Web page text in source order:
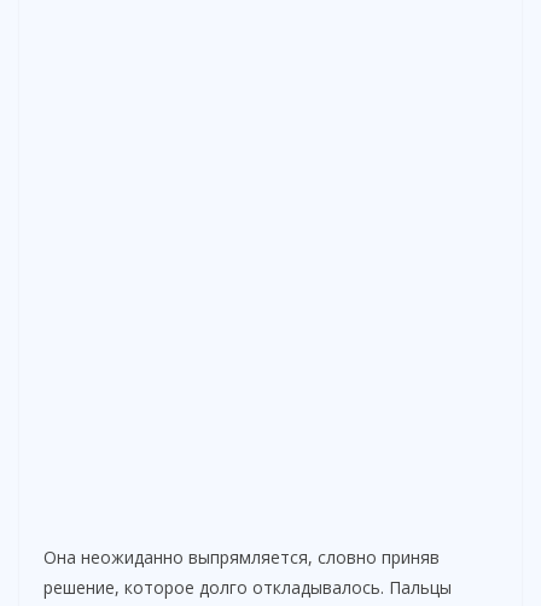
Она неожиданно выпрямляется, словно приняв
решение, которое долго откладывалось. Пальцы